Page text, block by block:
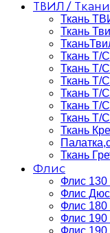
ТВИЛ /
Ткань
Ткань
Ткань Т/
Ткань Т/
Ткань Т/
Ткань Т/
Ткань Т/
Ткань Т/
Ткань
Ткань
Флис
Флис 130
Флис
Флис
Флис 190
Флис 190